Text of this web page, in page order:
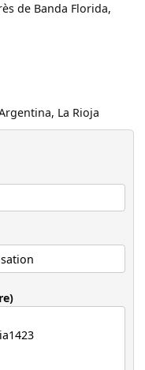
de Banda Florida,
, La Rioja